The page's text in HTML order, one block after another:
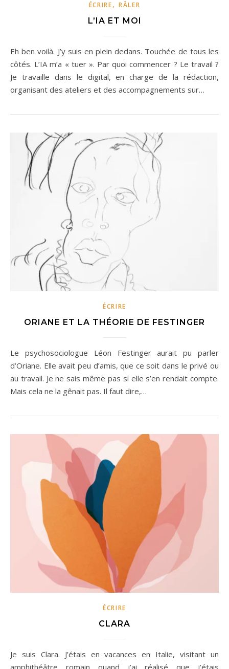
ÉCRIRE, RÂLER
L’IA ET MOI
Eh ben voilà. J’y suis en plein dedans. Touchée de tous les
côtés. L’IA m’a « tuer ». Par quoi commencer ? Le travail ?
Je travaille dans le digital, en charge de la rédaction,
organisant des ateliers et des accompagnements sur…
ÉCRIRE
ORIANE ET LA THÉORIE DE FESTINGER
Le psychosociologue Léon Festinger aurait pu parler
d’Oriane. Elle avait peu d’amis, que ce soit dans le privé ou
au travail. Je ne sais même pas si elle s’en rendait compte.
Mais cela ne la gênait pas. Il faut dire,…
ÉCRIRE
CLARA
Je suis Clara. J’étais en vacances en Italie, visitant un